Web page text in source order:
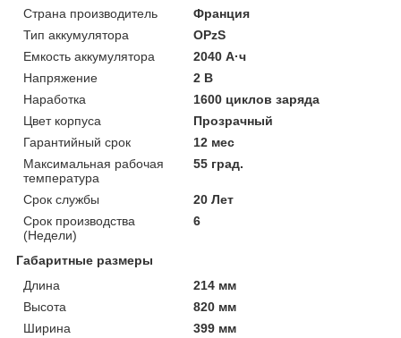
Страна производитель
Франция
Тип аккумулятора
OPzS
Емкость аккумулятора
2040 А·ч
Напряжение
2 В
Наработка
1600 циклов заряда
Цвет корпуса
Прозрачный
Гарантийный срок
12 мес
Максимальная рабочая
температура
55 град.
Срок службы
20 Лет
Срок производства
(Недели)
6
Габаритные размеры
Длина
214 мм
Высота
820 мм
Ширина
399 мм